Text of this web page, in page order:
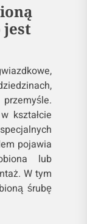
jest
kształcie
pojawia
lub
W tym
śrubę